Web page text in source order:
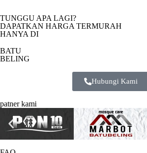
TUNGGU APA LAGI?
DAPATKAN HARGA TERMURAH
HANYA DI
BATU
BELING
Hubungi Kami
patner kami